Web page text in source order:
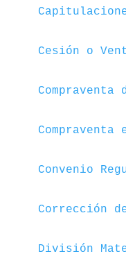
Cesión o
Compraventa
Compraventa
Convenio
Corrección
División